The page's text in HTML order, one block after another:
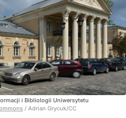
i Bibliologii Uniwersytetu
/ Adrian Grycuk/CC